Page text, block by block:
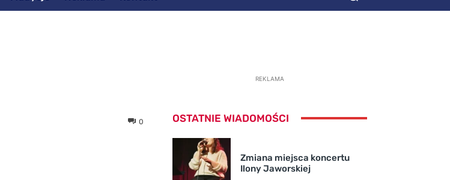
0
REKLAMA
OSTATNIE WIADOMOŚCI
Zmiana miejsca koncertu
Ilony Jaworskiej